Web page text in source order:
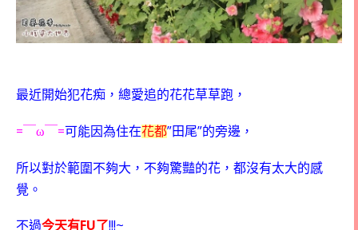
最近開始犯花痴，總愛追的花花草草跑，
= ￣ω￣ =可能因為住在花都”田尾”的旁邊，
所以對於範圍不夠大，不夠驚豔的花，都沒有太大的感
覺。
不過今天有FU了!!!~